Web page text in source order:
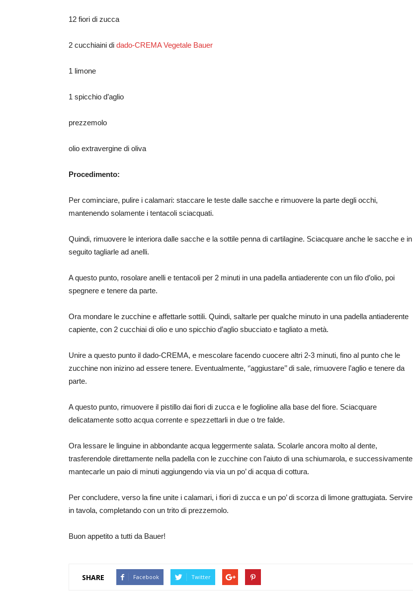
12 fiori di zucca
2 cucchiaini di dado-CREMA Vegetale Bauer
1 limone
1 spicchio d’aglio
prezzemolo
olio extravergine di oliva
Procedimento:
Per cominciare, pulire i calamari: staccare le teste dalle sacche e rimuovere la parte degli occhi,
mantenendo solamente i tentacoli sciacquati.
Quindi, rimuovere le interiora dalle sacche e la sottile penna di cartilagine. Sciacquare anche le sacche e in
seguito tagliarle ad anelli.
A questo punto, rosolare anelli e tentacoli per 2 minuti in una padella antiaderente con un filo d’olio, poi
spegnere e tenere da parte.
Ora mondare le zucchine e affettarle sottili. Quindi, saltarle per qualche minuto in una padella antiaderente
capiente, con 2 cucchiai di olio e uno spicchio d’aglio sbucciato e tagliato a metà.
Unire a questo punto il dado-CREMA, e mescolare facendo cuocere altri 2-3 minuti, fino al punto che le
zucchine non inizino ad essere tenere. Eventualmente, ‘’aggiustare’’ di sale, rimuovere l’aglio e tenere da
parte.
A questo punto, rimuovere il pistillo dai fiori di zucca e le foglioline alla base del fiore. Sciacquare
delicatamente sotto acqua corrente e spezzettarli in due o tre falde.
Ora lessare le linguine in abbondante acqua leggermente salata. Scolarle ancora molto al dente,
trasferendole direttamente nella padella con le zucchine con l’aiuto di una schiumarola, e successivamente
mantecarle un paio di minuti aggiungendo via via un po’ di acqua di cottura.
Per concludere, verso la fine unite i calamari, i fiori di zucca e un po’ di scorza di limone grattugiata. Servire
in tavola, completando con un trito di prezzemolo.
Buon appetito a tutti da Bauer!
SHARE Facebook Twitter